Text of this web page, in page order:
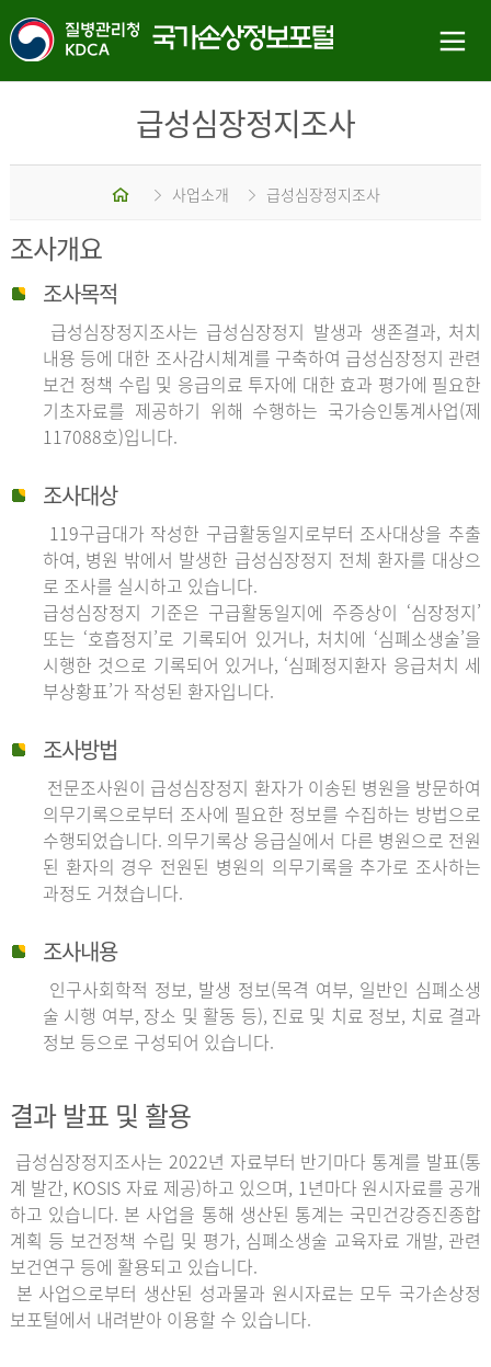
급성심장정지조사
홈 사업소개 급성심장정지조사
조사개요
조사목적
급성심장정지조사는 급성심장정지 발생과 생존결과, 처치
내용 등에 대한 조사감시체계를 구축하여 급성심장정지 관련
보건 정책 수립 및 응급의료 투자에 대한 효과 평가에 필요한
기초자료를 제공하기 위해 수행하는 국가승인통계사업(제
117088호)입니다.
조사대상
119구급대가 작성한 구급활동일지로부터 조사대상을 추출
하여, 병원 밖에서 발생한 급성심장정지 전체 환자를 대상으
로 조사를 실시하고 있습니다.
급성심장정지 기준은 구급활동일지에 주증상이 ‘심장정지’
또는 ‘호흡정지’로 기록되어 있거나, 처치에 ‘심폐소생술’을
시행한 것으로 기록되어 있거나, ‘심폐정지환자 응급처치 세
부상황표’가 작성된 환자입니다.
조사방법
전문조사원이 급성심장정지 환자가 이송된 병원을 방문하여
의무기록으로부터 조사에 필요한 정보를 수집하는 방법으로
수행되었습니다. 의무기록상 응급실에서 다른 병원으로 전원
된 환자의 경우 전원된 병원의 의무기록을 추가로 조사하는
과정도 거쳤습니다.
조사내용
인구사회학적 정보, 발생 정보(목격 여부, 일반인 심폐소생
술 시행 여부, 장소 및 활동 등), 진료 및 치료 정보, 치료 결과
정보 등으로 구성되어 있습니다.
결과 발표 및 활용
급성심장정지조사는 2022년 자료부터 반기마다 통계를 발표(통
계 발간, KOSIS 자료 제공)하고 있으며, 1년마다 원시자료를 공개
하고 있습니다. 본 사업을 통해 생산된 통계는 국민건강증진종합
계획 등 보건정책 수립 및 평가, 심폐소생술 교육자료 개발, 관련
보건연구 등에 활용되고 있습니다.
본 사업으로부터 생산된 성과물과 원시자료는 모두 국가손상정
보포털에서 내려받아 이용할 수 있습니다.